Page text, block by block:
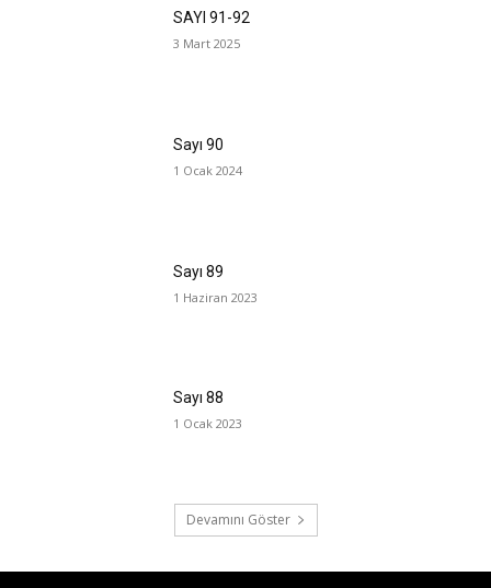
SAYI 91-92
3 Mart 2025
Sayı 90
1 Ocak 2024
Sayı 89
1 Haziran 2023
Sayı 88
1 Ocak 2023
Devamını Göster